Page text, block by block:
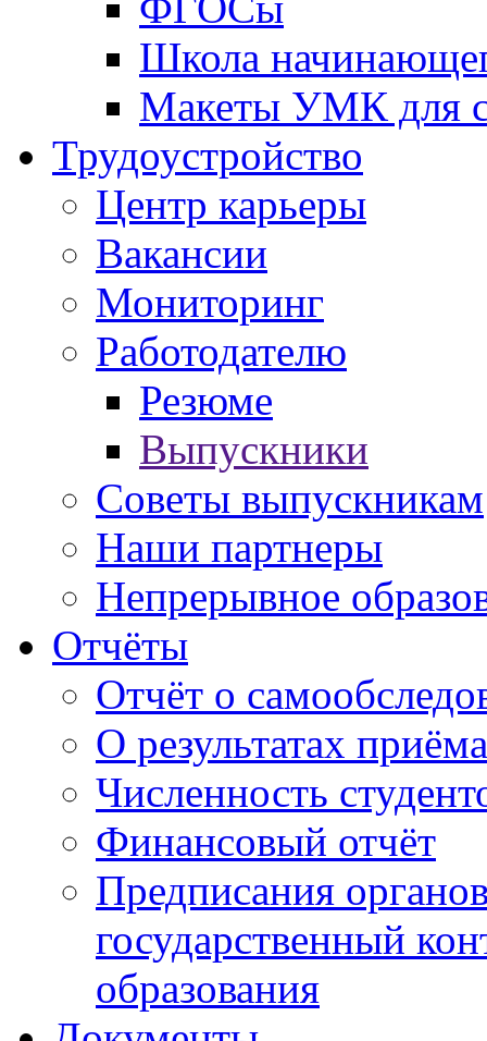
Школа
Макеты УМК для
Трудоустройство
Центр карьеры
Вакансии
Мониторинг
Работодателю
Резюме
Выпускники
Советы выпускникам
Наши партнеры
Непрерывное
Отчёты
Отчёт о
О результатах приёма
Численность
Финансовый отчёт
Предписания
государственный
образования